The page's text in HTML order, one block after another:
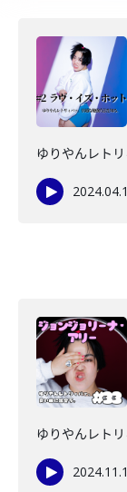
ゆりやんレト
ゆりやんレトリ